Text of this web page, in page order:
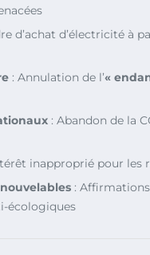
d’achat d’électricité à
: Annulation de l’«
: Abandon de la
inapproprié pour les
:
écologiques